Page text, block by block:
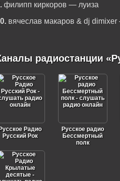
филипп киркоров — луиза
вячеслав макаров & dj
радиостанции
Русское Радио
Русский Рок
Русское радио
Бессмертный
полк